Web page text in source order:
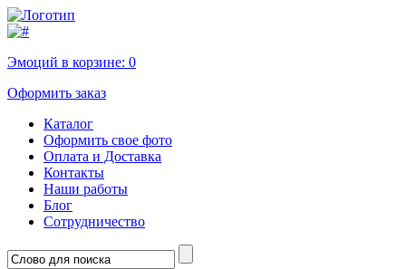
Эмоций в корзине: 0
Оформить заказ
Каталог
Оформить свое фото
Оплата и Доставка
Контакты
Наши работы
Блог
Сотрудничество